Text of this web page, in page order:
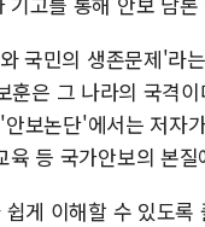
국민의 생존문제'라
은 그 나라의 국격
보논단'에서는 저자
등 국가안보의 본
게 이해할 수 있도